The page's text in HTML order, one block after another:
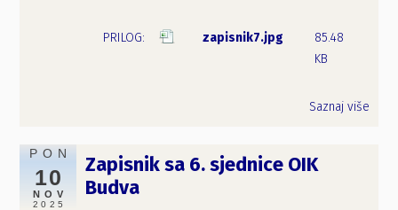
zapisnik7.jpg
85.48
KB
Saznaj više
PON
10
NOV
2025
Zapisnik sa 6. sjednice OIK
Budva